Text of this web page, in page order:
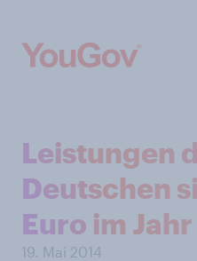
Leistungen
Deutschen
Euro im
19. Mai 2014